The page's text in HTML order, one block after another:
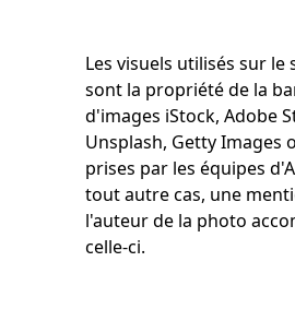
Les visuels utilisés sur le
sont la propriété de la
d'images iStock, Adobe
Unsplash, Getty Images
prises par les équipes
tout autre cas, une
l'auteur de la photo
celle-ci.